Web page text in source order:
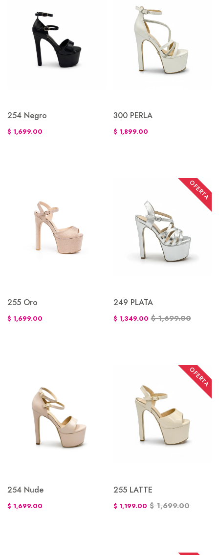
254 Negro
$ 1,699.00
300 PERLA
$ 1,899.00
255 Oro
$ 1,699.00
OFERTA
249 PLATA
$ 1,349.00 $ 1,699.00
254 Nude
$ 1,699.00
OFERTA
255 LATTE
$ 1,199.00 $ 1,699.00